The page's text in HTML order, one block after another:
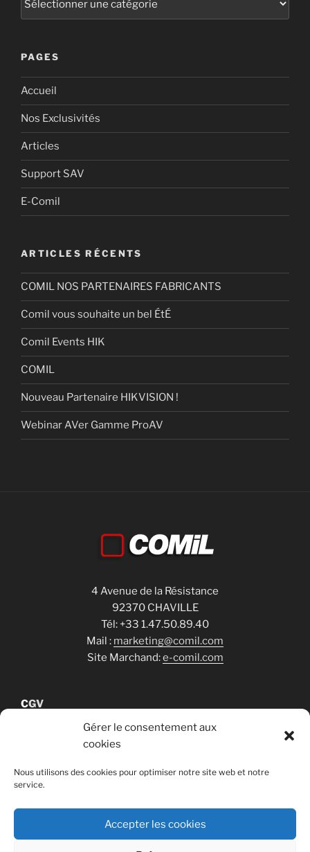
Gérer le consentement aux
cookies
Nous utilisons des cookies pour optimiser notre site web et notre
service.
Accepter les cookies
PAGES
Accueil
Nos Exclusivités
Articles
Support SAV
E-Comil
ARTICLES RÉCENTS
COMIL NOS PARTENAIRES FABRICANTS
Comil vous souhaite un bel ÉtÉ
Comil Events HIK
COMIL
Nouveau Partenaire HIKVISION !
Webinar AVer Gamme ProAV
4 Avenue de la Résistance
92370 CHAVILLE
Tél: +33 1.47.50.89.40
Mail : marketing@comil.com
Site Marchand:e-comil.com
CGV
RGPD